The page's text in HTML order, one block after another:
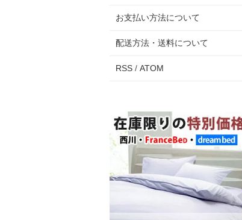
お支払い方法について
配送方法・送料について
RSS / ATOM